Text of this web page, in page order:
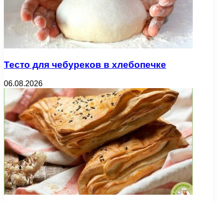
Тесто для чебуреков в хлебопечке
06.08.2026